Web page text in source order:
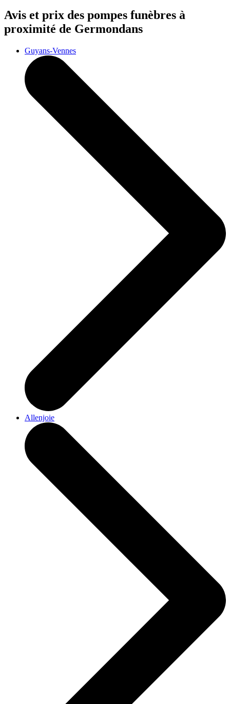
Avis et prix des pompes funèbres à
proximité de Germondans
Guyans-Vennes
Allenjoie